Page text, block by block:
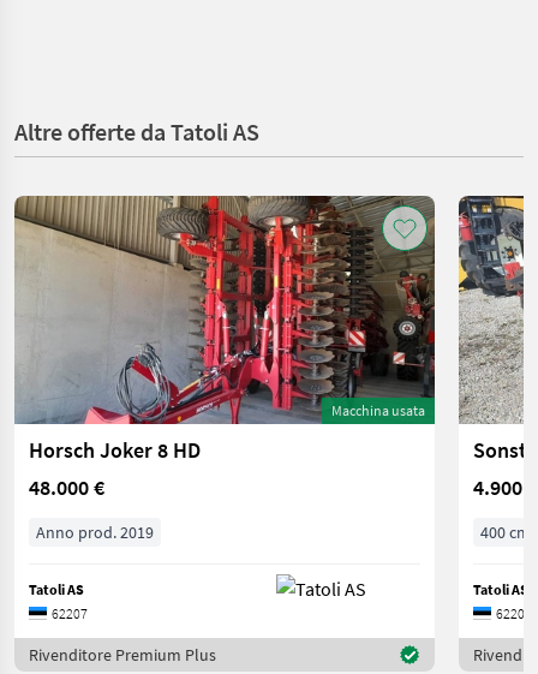
Altre offerte da Tatoli AS
Macchina usata
Horsch Joker 8 HD
48.000 €
Anno prod. 2019
Tatoli AS
62207
Rivenditore Premium Plus
4.900 €
400 cm
Tatoli AS
62207